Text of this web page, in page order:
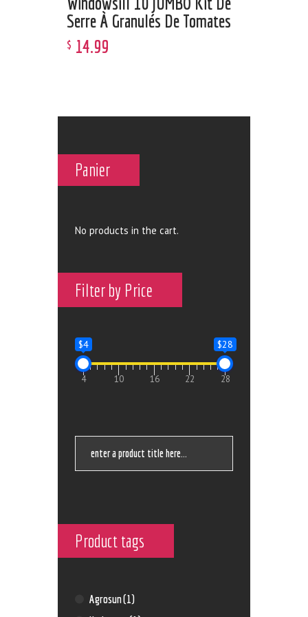
Serre À Granulés De Tomates
$ 14.99
Panier
No products in the cart.
Filter by Price
$4 $28
4 10 16 22 28
Product tags
Agrosun(1)